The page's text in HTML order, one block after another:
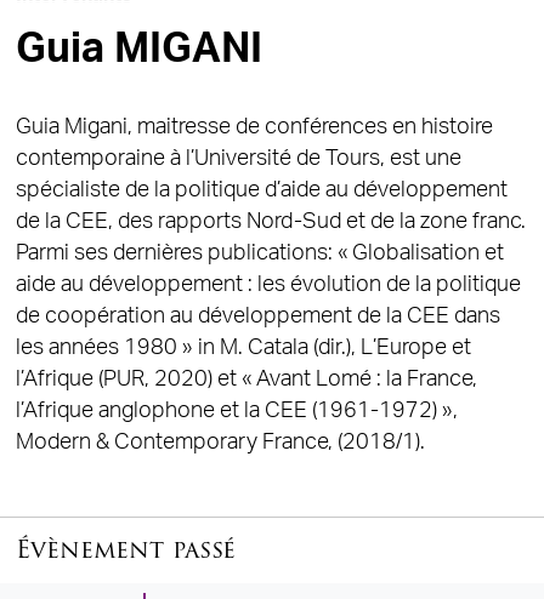
Guia MIGANI
Guia Migani, maitresse de conférences en histoire
contemporaine à l’Université de Tours, est une
spécialiste de la politique d’aide au développement
de la CEE, des rapports Nord-Sud et de la zone franc.
Parmi ses dernières publications: « Globalisation et
aide au développement : les évolution de la politique
de coopération au développement de la CEE dans
les années 1980 » in M. Catala (dir.), L’Europe et
l’Afrique (PUR, 2020) et « Avant Lomé : la France,
l’Afrique anglophone et la CEE (1961-1972) »,
Modern & Contemporary France, (2018/1).
Évènement passé